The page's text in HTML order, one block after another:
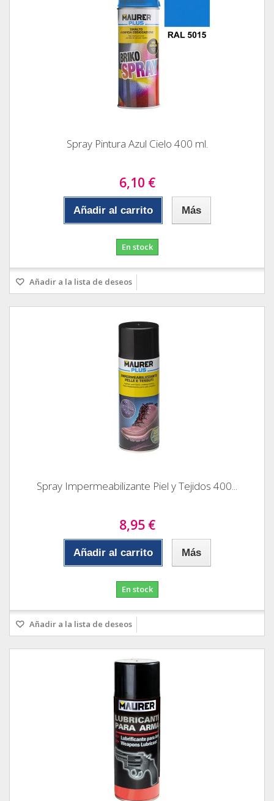
Spray Pintura Azul Cielo 400 ml.
6,10 €
Añadir al carrito Más
En stock
Añadir a la lista de deseos
Spray Impermeabilizante Piel y Tejidos 400...
8,95 €
Añadir al carrito Más
En stock
Añadir a la lista de deseos